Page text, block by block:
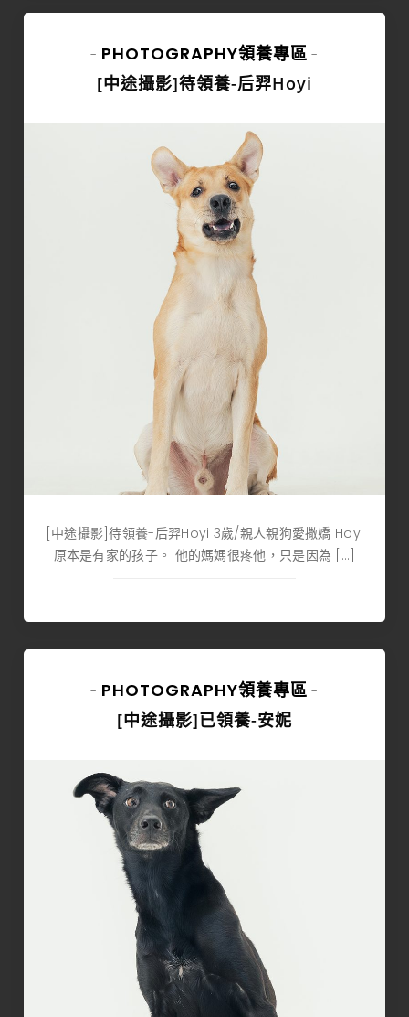
- PHOTOGRAPHY領養專區 -
[中途攝影]待領養-后羿Hoyi
[中途攝影]待領養-后羿Hoyi 3歲/親人親狗愛撒嬌 Hoyi
原本是有家的孩子。 他的媽媽很疼他，只是因為 […]
- PHOTOGRAPHY領養專區 -
[中途攝影]已領養-安妮